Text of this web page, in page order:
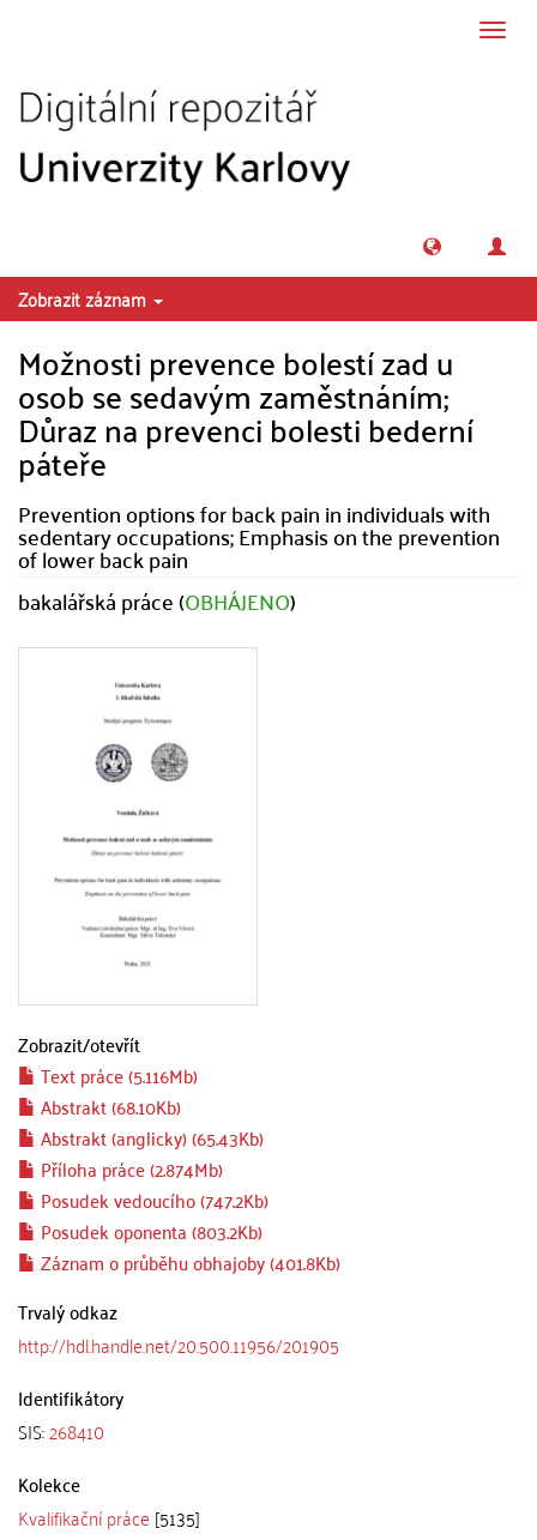
Zobrazit záznam
Možnosti prevence bolestí zad u
osob se sedavým zaměstnáním;
Důraz na prevenci bolesti bederní
páteře
Prevention options for back pain in individuals with
sedentary occupations; Emphasis on the prevention
of lower back pain
bakalářská práce (OBHÁJENO)
Zobrazit/otevřít
Text práce (5.116Mb)
Abstrakt (68.10Kb)
Abstrakt (anglicky) (65.43Kb)
Příloha práce (2.874Mb)
Posudek vedoucího (747.2Kb)
Posudek oponenta (803.2Kb)
Záznam o průběhu obhajoby (401.8Kb)
Trvalý odkaz
http://hdl.handle.net/20.500.11956/201905
Identifikátory
SIS:268410
Kolekce
Kvalifikační práce [5135]